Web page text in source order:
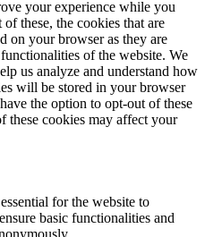
your experience while you
these, the cookies that are
on your browser as they are
of the website. We
us analyze and understand how
will be stored in your browser
the option to opt-out of these
these cookies may affect your
for the website to
basic functionalities and